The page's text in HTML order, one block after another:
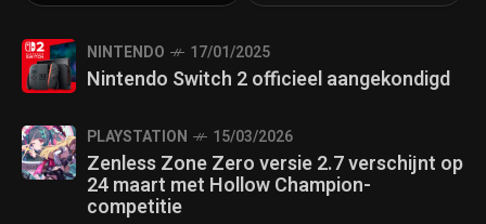
NINTENDO 17/01/2025
Nintendo Switch 2 officieel aangekondigd
PLAYSTATION 15/03/2026
Zenless Zone Zero versie 2.7 verschijnt op
24 maart met Hollow Champion-
competitie